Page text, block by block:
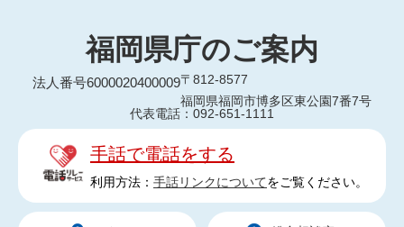
福岡県庁のご案内
法人番号6000020400009〒812-8577
福岡県福岡市博多区東公園7番7号
代表電話：092-651-1111
手話で電話をする
利用方法： 手話リンクについてをご覧ください。